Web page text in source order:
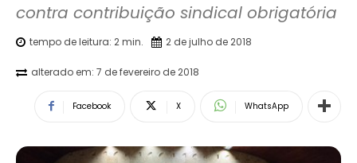
contra contribuição sindical obrigatória
tempo de leitura: 2min. 2 de julho de 2018
alterado em: 7 de fevereiro de 2018
Facebook X WhatsApp